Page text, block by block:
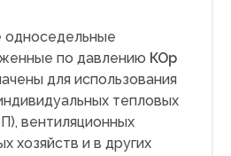
односедельные
по давлению КОр
для использования
тепловых
вентиляционных
хозяйств и в других